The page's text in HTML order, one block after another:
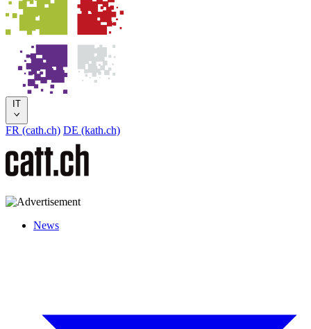
IT
FR (cath.ch) DE (kath.ch)
News